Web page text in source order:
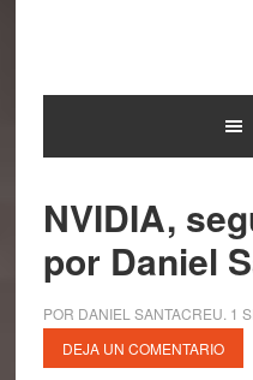
NVIDIA,
por Daniel
POR DANIEL SANTACREU 1
DEJA UN COMENTARIO